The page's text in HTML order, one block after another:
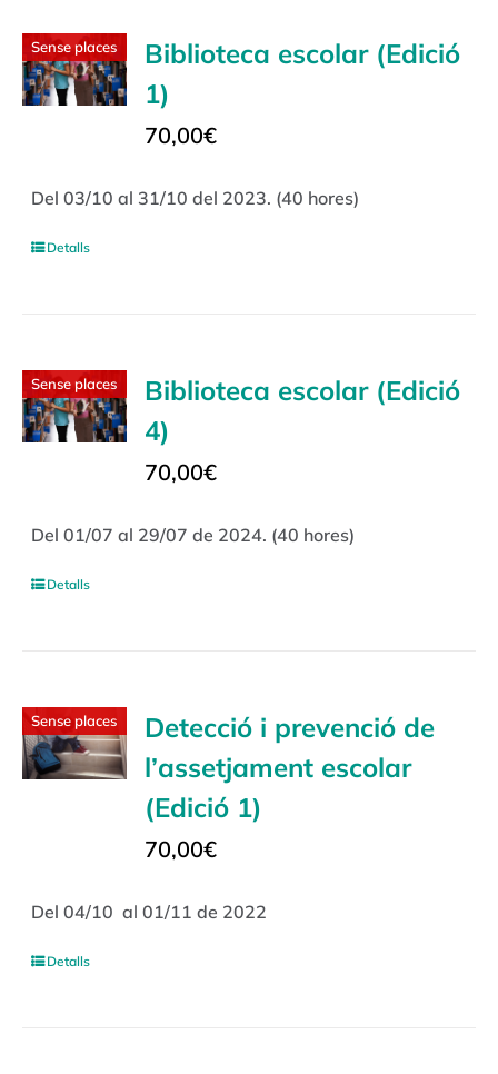
Sense places
Biblioteca escolar (Edició
1)
70,00€
Del 03/10 al 31/10 del 2023. (40 hores)
Detalls
Sense places
Biblioteca escolar (Edició
4)
70,00€
Del 01/07 al 29/07 de 2024. (40 hores)
Detalls
Sense places
Detecció i prevenció de
l’assetjament escolar
(Edició 1)
70,00€
Del 04/10 al 01/11 de 2022
Detalls